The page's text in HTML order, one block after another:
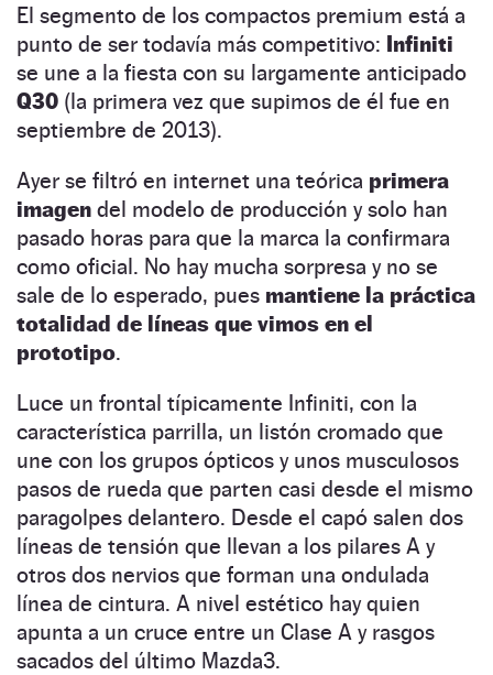
El segmento de los compactos premium está a
punto de ser todavía más competitivo: Infiniti
se une a la fiesta con su largamente anticipado
Q30 (la primera vez que supimos de él fue en
septiembre de 2013).
Ayer se filtró en internet una teórica primera
imagen del modelo de producción y solo han
pasado horas para que la marca la confirmara
como oficial. No hay mucha sorpresa y no se
sale de lo esperado, pues mantiene la práctica
totalidad de líneas que vimos en el
prototipo.
Luce un frontal típicamente Infiniti, con la
característica parrilla, un listón cromado que
une con los grupos ópticos y unos musculosos
pasos de rueda que parten casi desde el mismo
paragolpes delantero. Desde el capó salen dos
líneas de tensión que llevan a los pilares A y
otros dos nervios que forman una ondulada
línea de cintura. A nivel estético hay quien
apunta a un cruce entre un Clase A y rasgos
sacados del último Mazda3.